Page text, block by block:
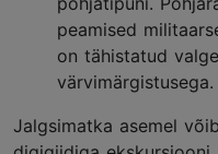
peamised
on tähistatud
värvimärgistusega.
Jalgsimatka asemel